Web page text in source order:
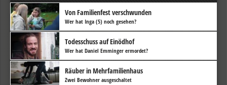
Von Familienfest verschwunden
Wer hat Inga (5) noch gesehen?
Todesschuss auf Einödhof
Wer hat Daniel Emminger ermordet?
Räuber in Mehrfamilienhaus
Zwei Bewohner ausgeschaltet